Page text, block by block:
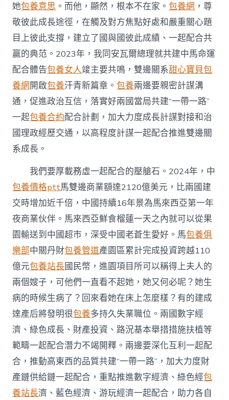
她包養意思 。而他，顯然，根本不在家。包養網 ，尊
敬彼此成長途徑，在觸及對方焦點好處和嚴重關心題
目上彼此支撐，建立了國與國彼此成績、一起配合共
贏的典范。2023年，我同安瓦爾總理就共建中馬命運
配合體告包養女人竣主要共鳴，雙邊關系甜心寶貝包
養網開啟包養汗青新篇章。包養兩邊要親密計謀溝
通，促進政治互信，落實好兩國當局共建“一帶一路”
一起包養合約配合計劃，加大力度成長計謀對接和治
國理政經歷交通，以高程度計謀一起配合推進雙邊關
系成長。
我們要厚載務虛一起配合的壓艙石。2024年，中
包養價格ptt馬雙邊商業額達2120億美元，比兩國建
交時增加近千倍，中國持續16年景為馬來西亞第一年
夜商業伙伴。馬來西亞鮮食榴蓮一天之內就可以從果
園輸送到中國超市，深受中國老蒼生愛好。馬包養俱
樂部中關丹財包養管道產園區累計完成投資跨越110
億元包養站長國民幣，進園項目所可以稱得上夫人的
兩個嫂子，可他們一直看不起她，她又何必呢？她生
病的時候生病了？回來看她在床上怎麼樣？有的建成
達產后將發明很包養多持久失業職位。兩國數字經
濟、綠色成長、財產投資、路況基本舉措措施扶植等
範疇一起配合潛力不竭開釋。兩邊要深化互利一起配
合，推動高東西的品質共建“一帶一路”，加大力度財
產鏈供給鏈一起配合，重點推進數字經濟、綠色經包
養站長濟、藍色經濟、游玩經濟一起配合，助力各自